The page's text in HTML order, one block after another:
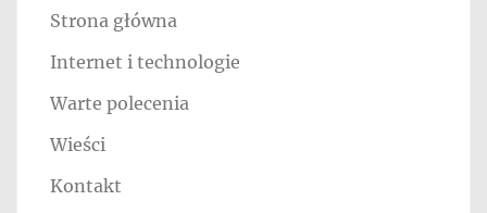
Strona główna
Internet i technologie
Warte polecenia
Wieści
Kontakt